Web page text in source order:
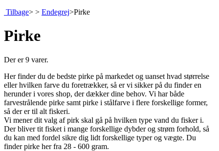
Tilbage> > Endegrej>Pirke
Pirke
Der er 9 varer.
Her finder du de bedste pirke på markedet og uanset hvad størrelse
eller hvilken farve du foretrækker, så er vi sikker på du finder en
herunder i vores shop, der dækker dine behov. Vi har både
farvestrålende pirke samt pirke i stålfarve i flere forskellige former,
så der er til alt fiskeri.
Vi mener dit valg af pirk skal gå på hvilken type vand du fisker i.
Der bliver tit fisket i mange forskellige dybder og strøm forhold, så
du kan med fordel sikre dig lidt forskellige typer og vægte. Du
finder pirke her fra 28 - 600 gram.